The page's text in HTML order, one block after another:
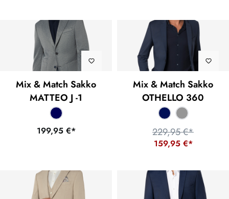
Mix & Match Sakko
MATTEO J -1
199,95 €*
Mix & Match Sakko
OTHELLO 360
159,95 €*
229,95 €*